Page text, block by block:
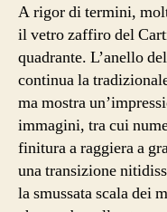
A rigor di termini,
il vetro zaffiro del
quadrante. L’anello
continua la
ma mostra
immagini, tra cui
finitura a raggiera a
una transizione
la smussata scala dei